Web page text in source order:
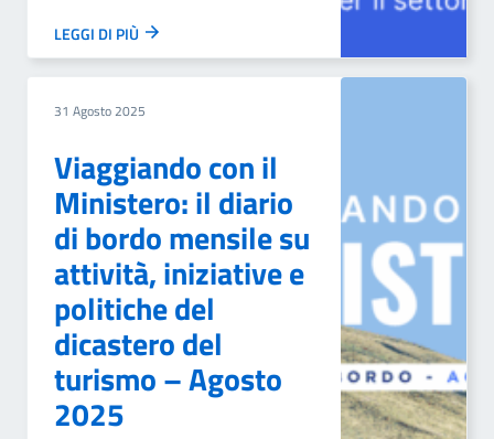
LEGGI DI PIÙ
31 Agosto 2025
Viaggiando con il
Ministero: il diario
di bordo mensile su
attività, iniziative e
politiche del
dicastero del
turismo – Agosto
2025